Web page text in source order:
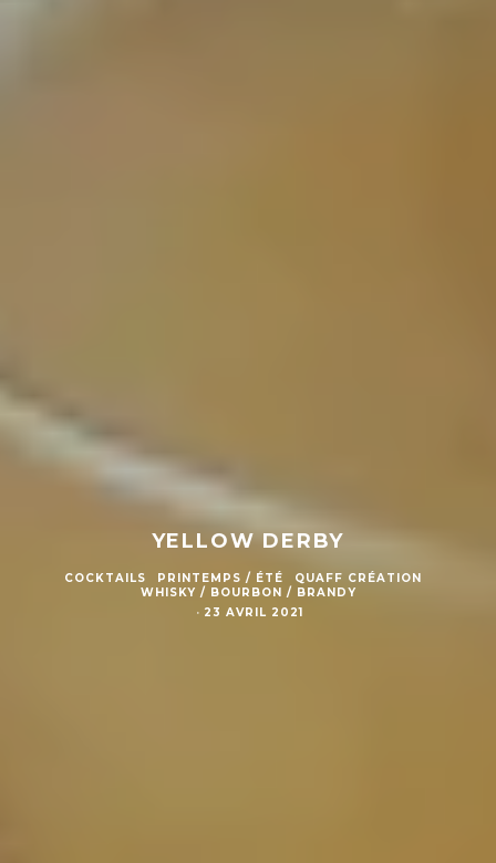
YELLOW DERBY
COCKTAILS PRINTEMPS / ÉTÉ
QUAFF CRÉATION
WHISKY / BOURBON / BRANDY
· 23 AVRIL 2021